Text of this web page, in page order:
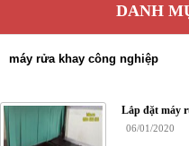
KHÁCH HÀNG
DANH
máy rửa khay công nghiệp
Lắp đặt máy
06/01/2020